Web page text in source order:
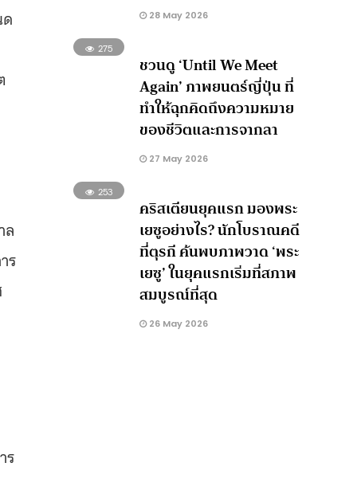
ล
ร
ร
28 May 2026
275
ชวนดู ‘Until We Meet
Again’ ภาพยนตร์ญี่ปุ่น ที่
ทำให้ฉุกคิดถึงความหมาย
ของชีวิตและการจากลา
27 May 2026
253
คริสเตียนยุคแรก มองพระ
เยซูอย่างไร? นักโบราณคดี
ที่ตุรกี ค้นพบภาพวาด ‘พระ
เยซู’ ในยุคแรกเริ่มที่สภาพ
สมบูรณ์ที่สุด
26 May 2026